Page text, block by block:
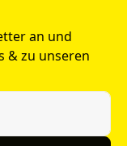
an und
& zu unseren